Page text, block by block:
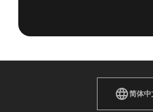
简体中